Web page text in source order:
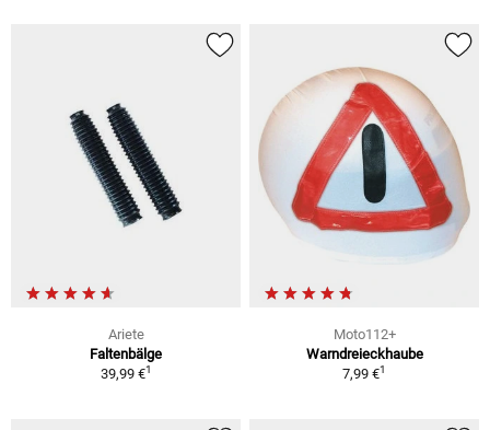
Ariete
Faltenbälge
39,99 €1
Moto112+
Warndreieckhaube
7,99 €1